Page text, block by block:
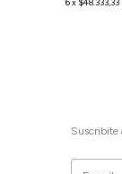
6x $48.333,33
Suscribite